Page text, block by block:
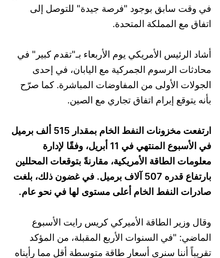
في وقت سابق بوجود "فرصة جيدة" للتوصل إلى
اتفاق مع المملكة المتحدة.
أشاد الرئيس الأمريكي يوم الأربعاء بـ"تقدم كبير" في
محادثات الرسوم الجمركية مع اليابان، في إحدى
الجولات الأولى من المفاوضات المباشرة. كما صرّح
بأنه يتوقع إبرام اتفاق تجاري مع الصين.
ارتفعت مخزونات النفط الخام بمقدار 515 ألف برميل
في الأسبوع المنتهي في 11 أبريل، وفقًا لإدارة
معلومات الطاقة الأمريكية، مقارنةً بتوقعات المحللين
بارتفاع قدره 507 آلاف برميل. في غضون ذلك، بلغت
صادرات النفط الخام أعلى مستوى لها في نحو عام.
وقال وزير الطاقة الأميركي كريس رايت الأسبوع
الماضي: "في السنوات الأربع المقبلة، من المؤكد
تقريباً أننا سنرى أسعار طاقة متوسطة أقل مما رأيناه